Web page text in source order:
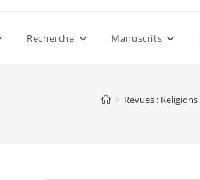
Recherche Manuscrits
> Revues :